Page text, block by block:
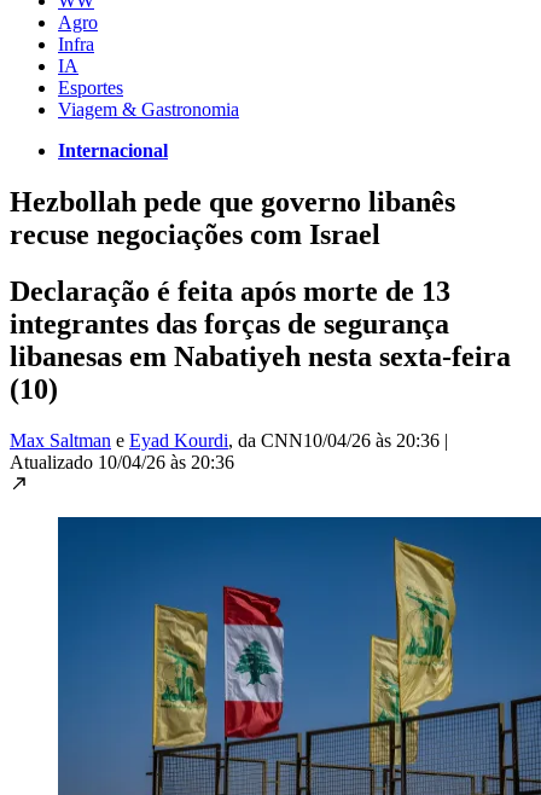
Agro
Infra
IA
Esportes
Viagem & Gastronomia
Internacional
Hezbollah pede que governo libanês
recuse negociações com Israel
Declaração é feita após morte de 13
integrantes das forças de segurança
libanesas em Nabatiyeh nesta sexta-feira
(10)
Max Saltman e Eyad Kourdi, da CNN10/04/26 às 20:36 |
Atualizado 10/04/26 às 20:36